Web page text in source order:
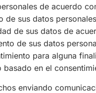
de acuerdo
de sus datos
de sus datos de
de sus datos
para alguna
en el
enviando